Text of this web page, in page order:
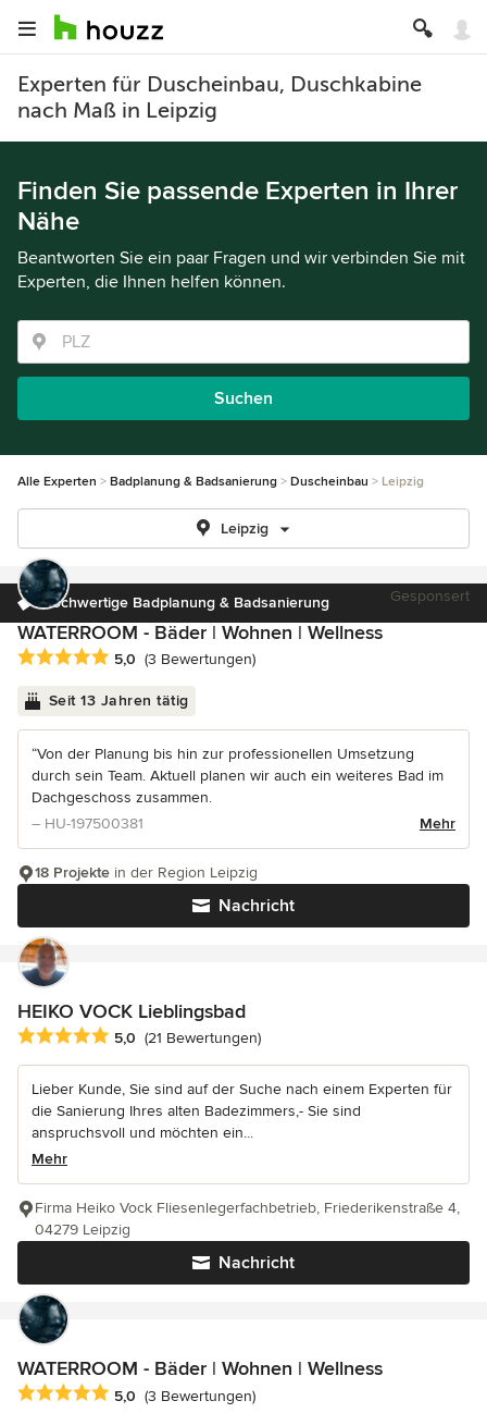
Experten für Duscheinbau, Duschkabine
nach Maß in Leipzig
Finden Sie passende Experten in Ihrer
Nähe
Beantworten Sie ein paar Fragen und wir verbinden Sie mit
Experten, die Ihnen helfen können.
Suchen
Alle Experten Badplanung & Badsanierung Duscheinbau Leipzig
Leipzig
Hochwertige Badplanung & Badsanierung Gesponsert
WATERROOM - Bäder | Wohnen | Wellness
Durchschnittliche Bewertung: 5 von 5 Sternen
5,0 (3 Bewertungen)
Seit 13 Jahren tätig
“Von der Planung bis hin zur professionellen Umsetzung
durch sein Team. Aktuell planen wir auch ein weiteres Bad im
Dachgeschoss zusammen.
– HU-197500381
Mehr
Nachricht
18 Projekte in der Region Leipzig
HEIKO VOCK Lieblingsbad
Durchschnittliche Bewertung: 5 von 5 Sternen
5,0 (21 Bewertungen)
Lieber Kunde, Sie sind auf der Suche nach einem Experten für
die Sanierung Ihres alten Badezimmers,- Sie sind
anspruchsvoll und möchten ein...
Mehr
Nachricht
Firma Heiko Vock Fliesenlegerfachbetrieb, Friederikenstraße 4,
04279 Leipzig
WATERROOM - Bäder | Wohnen | Wellness
Durchschnittliche Bewertung: 5 von 5 Sternen
5,0 (3 Bewertungen)